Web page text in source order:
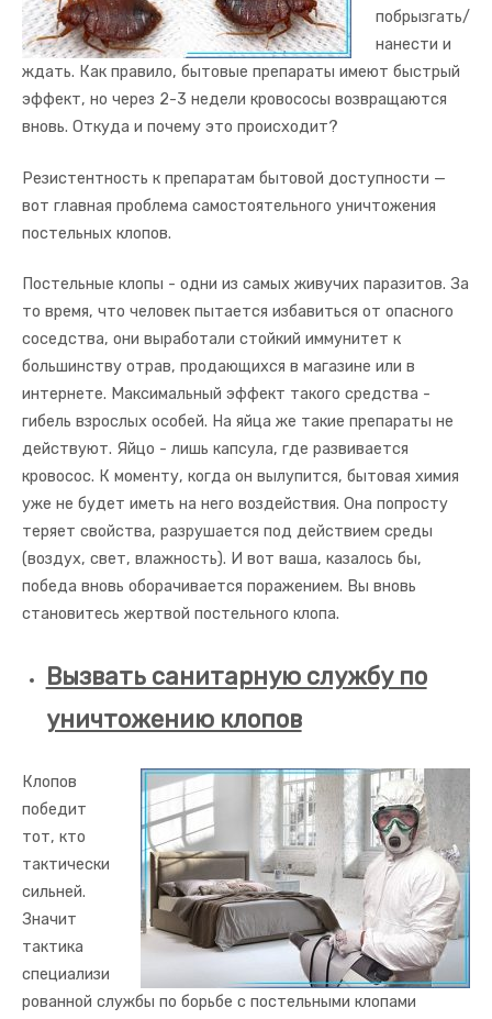
побрызгать/
нанести и
ждать. Как правило, бытовые препараты имеют быстрый
эффект, но через 2-3 недели кровососы возвращаются
вновь. Откуда и почему это происходит?
Резистентность к препаратам бытовой доступности —
вот главная проблема самостоятельного уничтожения
постельных клопов.
Постельные клопы - одни из самых живучих паразитов. За
то время, что человек пытается избавиться от опасного
соседства, они выработали стойкий иммунитет к
большинству отрав, продающихся в магазине или в
интернете. Максимальный эффект такого средства -
гибель взрослых особей. На яйца же такие препараты не
действуют. Яйцо - лишь капсула, где развивается
кровосос. К моменту, когда он вылупится, бытовая химия
уже не будет иметь на него воздействия. Она попросту
теряет свойства, разрушается под действием среды
(воздух, свет, влажность). И вот ваша, казалось бы,
победа вновь оборачивается поражением. Вы вновь
становитесь жертвой постельного клопа.
Вызвать санитарную службу по
уничтожению клопов
Клопов
победит
тот, кто
тактически
сильней.
Значит
тактика
специализи
рованной службы по борьбе с постельными клопами